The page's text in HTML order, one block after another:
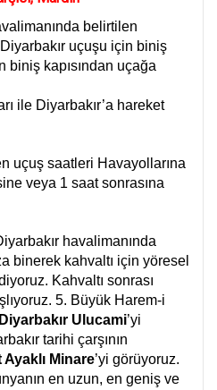
belirtilen
uçuşu için biniş
biniş kapısından uçağa
ile Diyarbakır’a hareket
uçuş saatleri Havayollarına
veya 1 saat sonrasına
havalimanında
binerek kahvaltı için yöresel
Kahvaltı sonrası
5. Büyük Harem-i
Diyarbakır Ulucami’yi
tarihi çarşının
Ayaklı Minare’yi görüyoruz.
en uzun, en geniş ve